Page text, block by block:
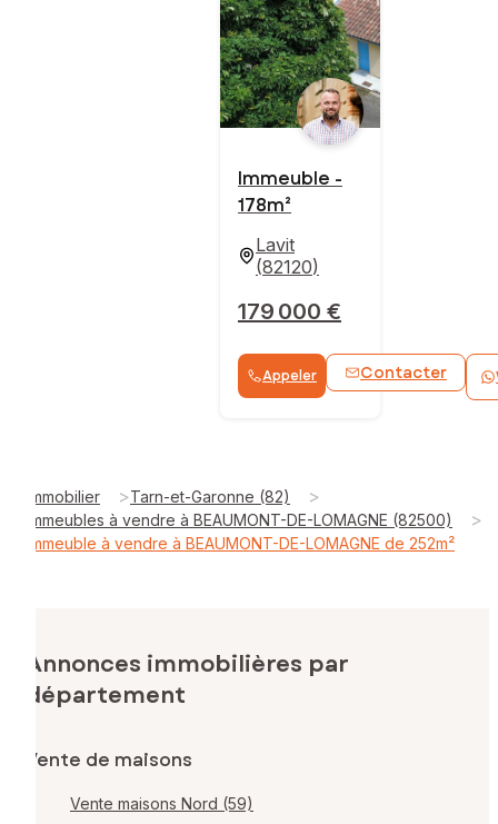
Immeuble -
178m²
Lavit
(82120)
179 000 €
Appeler Contacter
Immobilier >Tarn-et-Garonne (82) >
Immeubles à vendre à BEAUMONT-DE-LOMAGNE (82500) >
Immeuble à vendre à BEAUMONT-DE-LOMAGNE de 252m²
Annonces immobilières par
département
Vente de maisons
Vente maisons Nord (59)